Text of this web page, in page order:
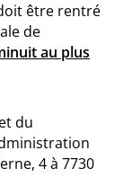
être rentré
de
au plus
du
4 à 7730